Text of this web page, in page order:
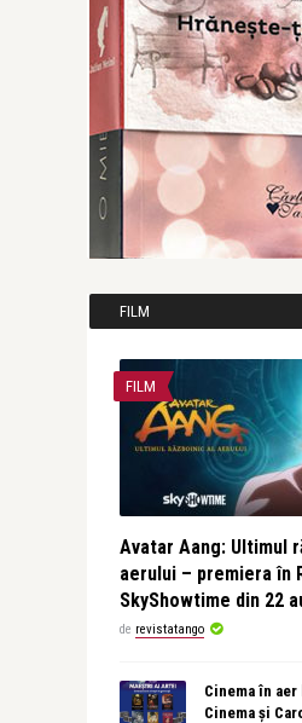
FILM
FILM
Avatar Aang: Ultimul
aerului – premiera în
SkyShowtime din 22
de revistatango
Cinema în
Cinema și